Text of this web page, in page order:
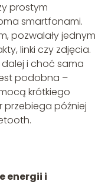
prostym
smartfonami.
pozwalały jednym
linki czy zdjęcia.
dalej i choć sama
podobna –
krótkiego
przebiega później
energii i